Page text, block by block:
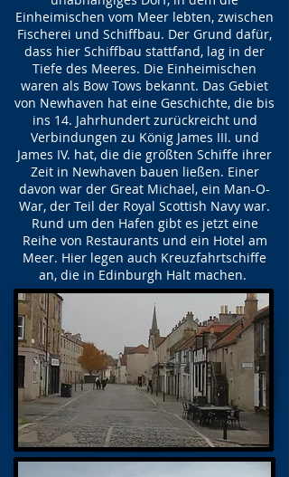
Einheimischen vom Meer lebten, zwischen
Fischerei und Schiffbau. Der Grund dafür,
dass hier Schiffbau stattfand, lag in der
Tiefe des Meeres. Die Einheimischen
waren als Bow Tows bekannt. Das Gebiet
von Newhaven hat eine Geschichte, die bis
ins 14. Jahrhundert zurückreicht und
Verbindungen zu König James III. und
James IV. hat, die die größten Schiffe ihrer
Zeit in Newhaven bauen ließen. Einer
davon war der Great Michael, ein Man-O-
War, der Teil der Royal Scottish Navy war.
Rund um den Hafen gibt es jetzt eine
Reihe von Restaurants und ein Hotel am
Meer. Hier legen auch Kreuzfahrtschiffe
an, die in Edinburgh Halt machen.